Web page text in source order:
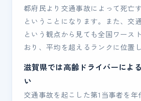
都府民より交通事故によって死亡
ということになります。また、交
という観点から見ても全国ワース
おり、平均を超えるランクに位置
滋賀県では高齢ドライバーによ
い
交通事故を起こした第1当事者を年